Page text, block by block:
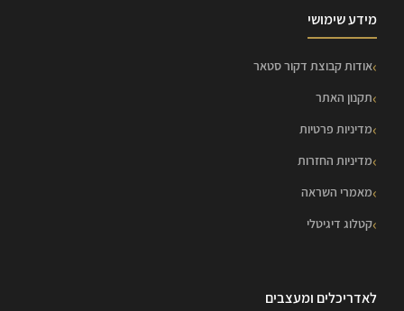
מידע שימושי
אודות קבוצת דקור סטאר
תקנון האתר
מדיניות פרטיות
מדיניות החזרות
מאמרי השראה
קטלוג דיגיטלי
לאדריכלים ומעצבים